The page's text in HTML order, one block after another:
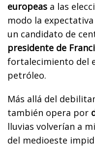
europeas a las
modo la
un candidato de
presidente de
fortalecimiento del
petróleo.
Más allá del
también opera por
lluvias volverían a
del medioeste